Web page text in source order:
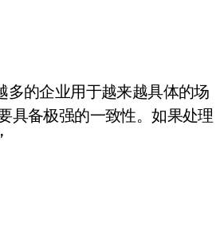
多的企业用于越来越具体的场
具备极强的一致性。如果处理